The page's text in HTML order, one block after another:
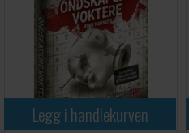
Legg i handlekurven